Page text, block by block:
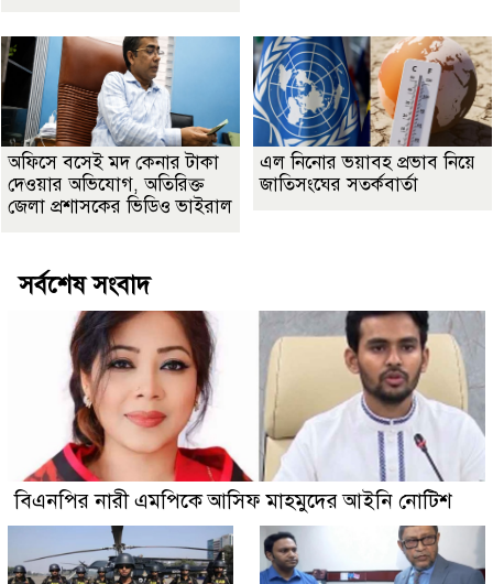
অফিসে বসেই মদ কেনার টাকা
দেওয়ার অভিযোগ, অতিরিক্ত
জেলা প্রশাসকের ভিডিও ভাইরাল
এল নিনোর ভয়াবহ প্রভাব নিয়ে
জাতিসংঘের সতর্কবার্তা
সর্বশেষ সংবাদ
বিএনপির নারী এমপিকে আসিফ মাহমুদের আইনি নোটিশ